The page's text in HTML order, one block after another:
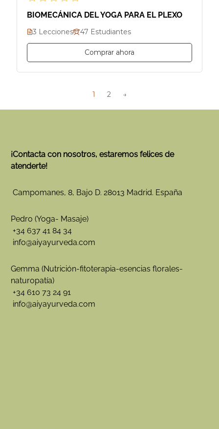
BIOMECÁNICA DEL YOGA PARA EL PLEXO
3 Lecciones 47 Estudiantes
Comprar ahora
1 2 →
¡Contacta con nosotros, estaremos felices de
atenderte!
Campomanes, 8, Bajo D. 28013 Madrid. España
Pedro (Yoga- Masaje)
+34 637 41 84 34
info@aiyayurveda.com
Gemma (Nutrición-fitoterapia-esencias florales-
naturopatía)
+34 610 73 24 91
info@aiyayurveda.com